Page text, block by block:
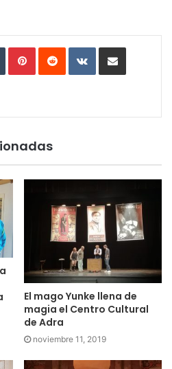
TumblrPinterestReddit VKontakteCompartir por correo
El mago Yunke llena de
magia el Centro Cultural
de Adra
noviembre 11, 2019